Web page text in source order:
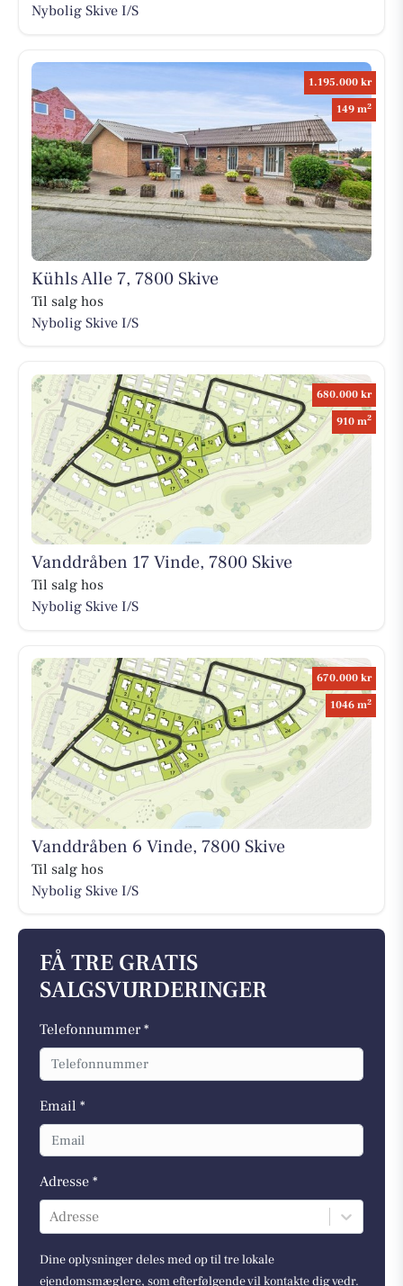
Nybolig Skive I/S
1.195.000 kr
149 m2
Kühls Alle 7, 7800 Skive
Til salg hos
Nybolig Skive I/S
680.000 kr
910 m2
Vanddråben 17 Vinde, 7800 Skive
Til salg hos
Nybolig Skive I/S
670.000 kr
1046 m2
Vanddråben 6 Vinde, 7800 Skive
Til salg hos
Nybolig Skive I/S
FÅ TRE GRATIS
SALGSVURDERINGER
Telefonnummer *
Email *
Adresse *
Adresse
Dine oplysninger deles med op til tre lokale
ejendomsmæglere, som efterfølgende vil kontakte dig vedr.